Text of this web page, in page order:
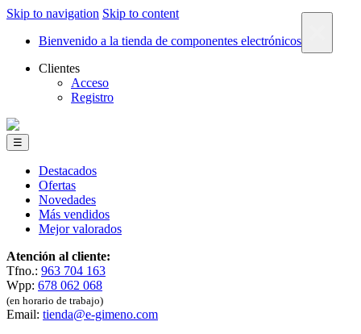
Skip to navigation Skip to content
Bienvenido a la tienda de componentes electrónicos
Clientes
Acceso
Registro
☰
Destacados
Ofertas
Novedades
Más vendidos
Mejor valorados
Atención al cliente:
Tfno.: 963 704 163
Wpp: 678 062 068
(en horario de trabajo)
Email: tienda@e-gimeno.com